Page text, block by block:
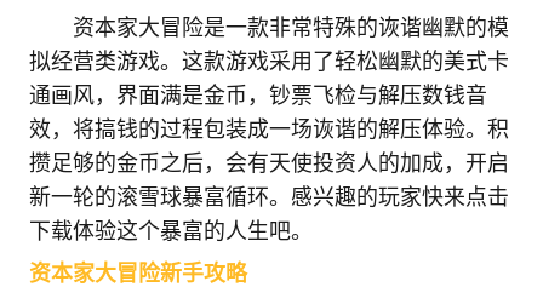
资本家大冒险是一款非常特殊的诙谐幽默的模
拟经营类游戏。这款游戏采用了轻松幽默的美式卡
通画风，界面满是金币，钞票飞检与解压数钱音
效，将搞钱的过程包装成一场诙谐的解压体验。积
攒足够的金币之后，会有天使投资人的加成，开启
新一轮的滚雪球暴富循环。感兴趣的玩家快来点击
下载体验这个暴富的人生吧。
资本家大冒险新手攻略